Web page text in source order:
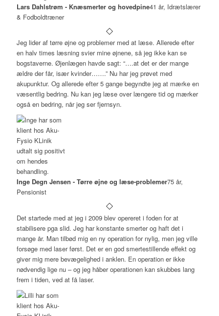
Lars Dahlstrøm - Knæsmerter og hovedpine41 år, Idrætslærer
& Fodboldtræner
Jeg lider af tørre øjne og problemer med at læse. Allerede efter
en halv times læsning svier mine øjnene, så jeg ikke kan se
bogstaverne. Øjenlægen havde sagt: “….at det er der mange
ældre der får, især kvinder…….” Nu har jeg prøvet med
akupunktur. Og allerede efter 5 gange begyndte jeg at mærke en
væsentlig bedring. Nu kan jeg læse over længere tid og mærker
også en bedring, når jeg ser fjernsyn.
Inge Degn Jensen - Tørre øjne og læse-problemer75 år,
Pensionist
Det startede med at jeg i 2009 blev opereret i foden for at
stabilisere pga slid. Jeg har konstante smerter og haft det i
mange år. Man tilbød mig en ny operation for nylig, men jeg ville
forsøge med laser først. Det er en god smertestillende effekt og
giver mig mere bevægelighed i anklen. En operation er ikke
nødvendig lige nu – og jeg håber operationen kan skubbes lang
frem i tiden, ved at få laser.